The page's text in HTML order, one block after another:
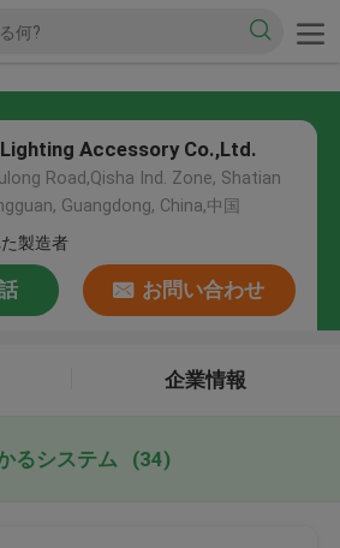
Accessory Co.,Ltd.
Road,Qisha Ind. Zone, Shatian
Guangdong, China,中国
製造者
お問い合わせ
企業情報
るシステム (34)